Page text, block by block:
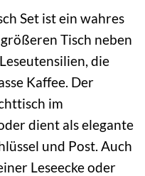
Set ist ein wahres
Tisch neben
die
Kaffee. Der
im
dient als elegante
und Post. Auch
Leseecke oder